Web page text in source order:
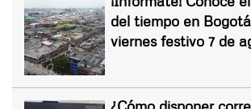
del tiempo en
viernes festivo 7 de
¿Cómo disponer